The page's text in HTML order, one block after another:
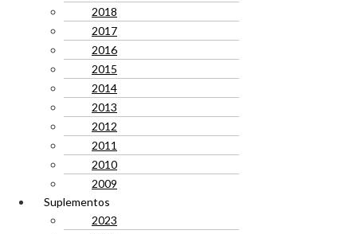
2018
2017
2016
2015
2014
2013
2012
2011
2010
2009
Suplementos
2023